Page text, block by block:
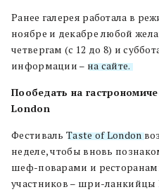
Ранее галерея работала в
ноябре и декабре любой
четвергам (с 12 до 8) и
информации – на сайте.
Пообедать на
London
ФестивальTaste of London
неделе, чтобы вновь
шеф-поварами и
участников – шри-ланкийцы